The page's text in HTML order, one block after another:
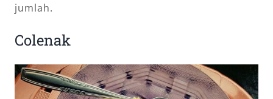
jumlah.
Colenak